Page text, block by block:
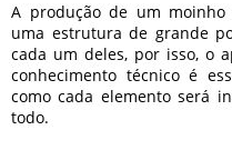
A produção de um moinho
uma estrutura de grande
cada um deles, por isso, o
conhecimento técnico é
como cada elemento será
todo.